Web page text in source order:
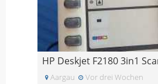
Aargau Vor drei Wochen